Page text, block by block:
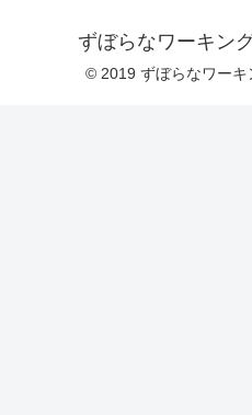
ずぼらなワーキン
© 2019 ずぼらなワーキ